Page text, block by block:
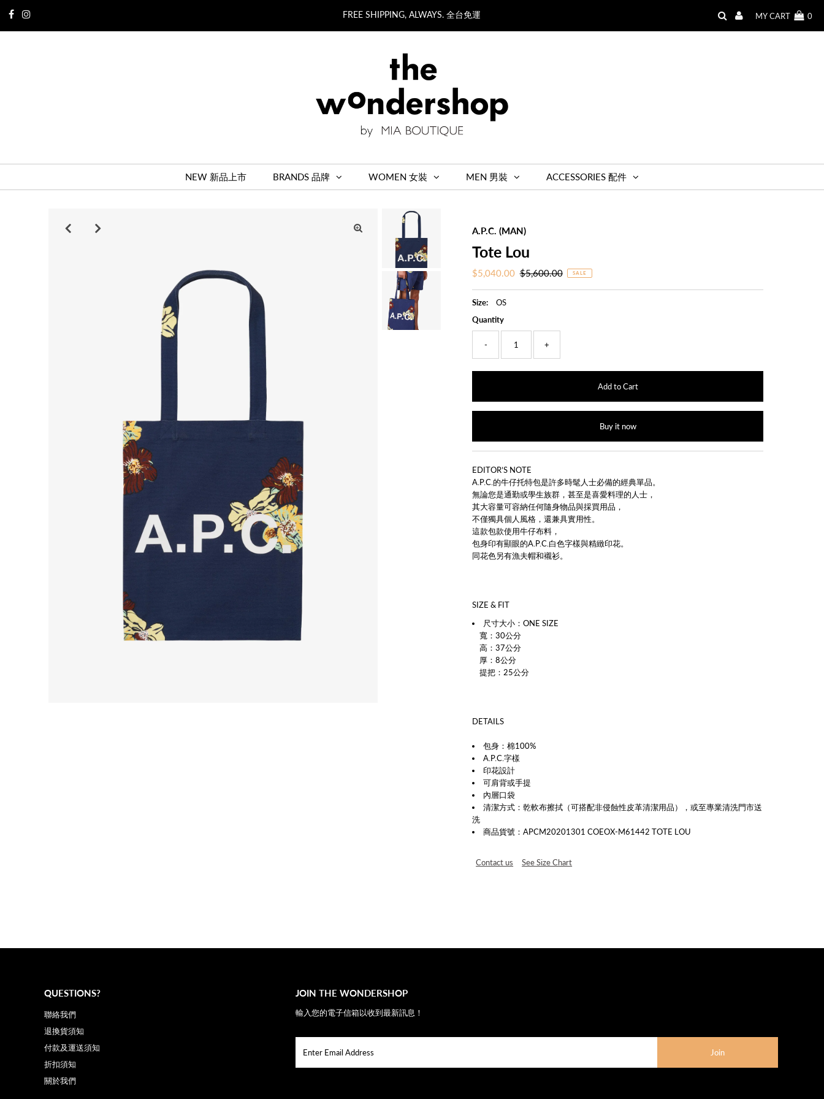
FREE SHIPPING, ALWAYS. 全台免運 MY CART 0
NEW 新品上市 BRANDS 品牌 WOMEN 女裝 MEN 男裝 ACCESSORIES 配件
A.P.C. (MAN)
Tote Lou
Sale
$5,040.00 Regular
$5,600.00 SALE
Size:
OS
Quantity
- +
Buy it now
EDITOR’S NOTE
A.P.C.的牛仔托特包是許多時髦人士必備的經典單品。
無論您是通勤或學生族群，甚至是喜愛料理的人士，
其大容量可容納任何隨身物品與採買用品，
不僅獨具個人風格，還兼具實用性。
這款包款使用牛仔布料，
包身印有顯眼的A.P.C.白色字樣與精緻印花。
同花色另有漁夫帽和襯衫。
SIZE & FIT
尺寸大小：ONE SIZE
寬：30公分
高：37公分
厚：8公分
提把：25公分
DETAILS
包身：棉100%
A.P.C.字樣
印花設計
可肩背或手提
內層口袋
清潔方式：乾軟布擦拭（可搭配非侵蝕性皮革清潔用品），或至專業清洗門市送
洗
商品貨號：APCM20201301 COEOX-M61442 TOTE LOU
Contact us See Size Chart
QUESTIONS?
聯絡我們
退換貨須知
付款及運送須知
折扣須知
關於我們
JOIN THE WONDERSHOP
輸入您的電子信箱以收到最新訊息！